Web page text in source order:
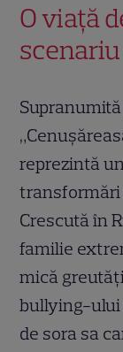
O viață
reprezintă
transformări
Crescută în
familie
mică
bullying-ului
de sora sa